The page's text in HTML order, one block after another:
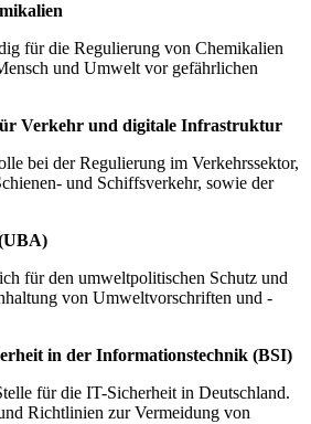
für die Regulierung von Chemikalien
⁣und⁣ Umwelt vor gefährlichen
Verkehr und digitale Infrastruktur
bei ⁣der Regulierung im Verkehrssektor,
​und Schiffsverkehr, sowie der​
für ⁣den umweltpolitischen‌ Schutz ‌und
von Umweltvorschriften⁢ und‍ -
in⁣ der Informationstechnik (BSI)
für die IT-Sicherheit in Deutschland.
⁢Richtlinien zur Vermeidung⁤ von